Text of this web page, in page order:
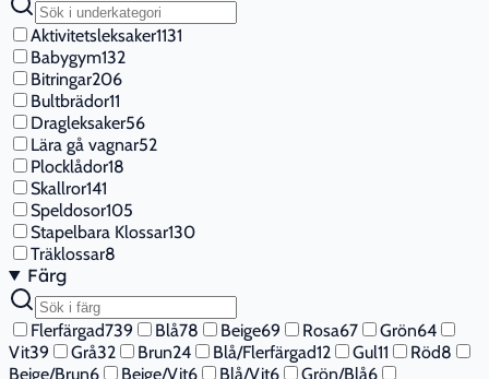
Aktivitetsleksaker1131
Babygym132
Bitringar206
Bultbrädor11
Dragleksaker56
Lära gå vagnar52
Plocklådor18
Skallror141
Speldosor105
Stapelbara Klossar130
Träklossar8
Färg
Flerfärgad739 Blå78 Beige69 Rosa67 Grön64
Vit39 Grå32 Brun24 Blå/Flerfärgad12 Gul11 Röd8
Beige/Brun6 Beige/Vit6 Blå/Vit6 Grön/Blå6